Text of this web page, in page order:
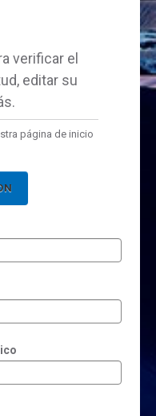
verificar el
editar su
página de inicio